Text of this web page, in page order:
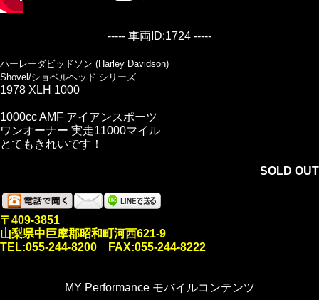
----- 車両ID:1724 -----
ハーレーダビッドソン (Harley Davidson)
Shovel/ショベルヘッド シリーズ
1978 XLH 1000
1000cc AMF アイアンスポーツ
ワンオーナー 実走11000マイル
とてもきれいです！
SOLD OUT
〒409-3851
山梨県中巨摩郡昭和町河西621-9
TEL:055-244-8200 FAX:055-244-8222
MY Performance モバイルコンテンツ